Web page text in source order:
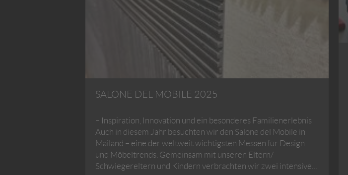
SALONE DEL MOBILE 2025
– Inspiration, Innovation und ein besonderes Familienerlebnis
Auch in diesem Jahr besuchten wir den Salone del Mobile in
Mailand – eine der weltweit wichtigsten Messen für Design
und Möbeltrends. Gemeinsam mit unseren Eltern/
Schwiegereltern und Kindern verbrachten wir zwei intensive…